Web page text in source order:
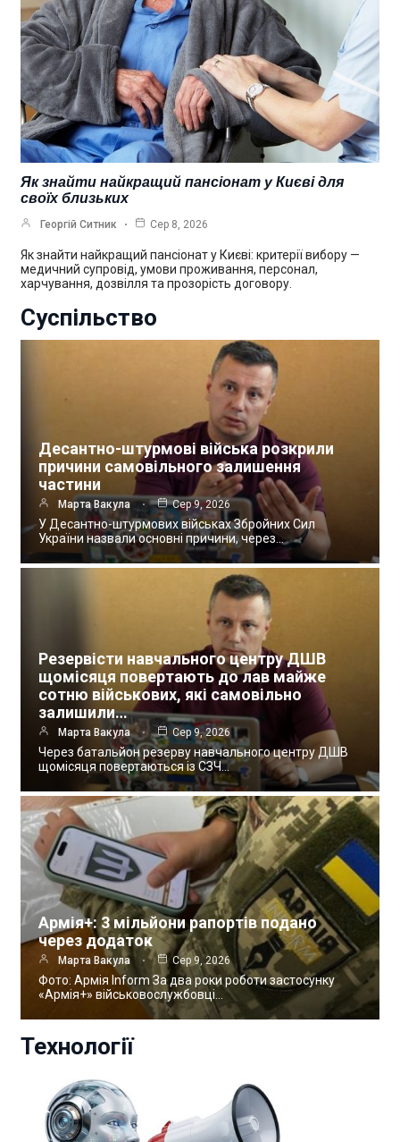
Як знайти найкращий пансіонат у Києві для
своїх близьких
Георгій Ситник Сер 8, 2026
Як знайти найкращий пансіонат у Києві: критерії вибору —
медичний супровід, умови проживання, персонал,
харчування, дозвілля та прозорість договору.
Суспільство
Десантно-штурмові війська розкрили
причини самовільного залишення
частини
Марта Вакула Сер 9, 2026
У Десантно-штурмових військах Збройних Сил
України назвали основні причини, через…
Резервісти навчального центру ДШВ
щомісяця повертають до лав майже
сотню військових, які самовільно
залишили…
Марта Вакула Сер 9, 2026
Через батальйон резерву навчального центру ДШВ
щомісяця повертаються із СЗЧ…
Армія+: 3 мільйони рапортів подано
через додаток
Марта Вакула Сер 9, 2026
Фото: Армія Inform За два роки роботи застосунку
«Армія+» військовослужбовці…
Технології